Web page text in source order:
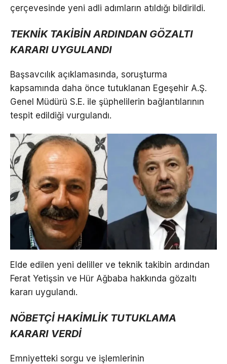
çerçevesinde yeni adli adımların atıldığı bildirildi.
TEKNİK TAKİBİN ARDINDAN GÖZALTI
KARARI UYGULANDI
Başsavcılık açıklamasında, soruşturma
kapsamında daha önce tutuklanan Egeşehir A.Ş.
Genel Müdürü S.E. ile şüphelilerin bağlantılarının
tespit edildiği vurgulandı.
Elde edilen yeni deliller ve teknik takibin ardından
Ferat Yetişsin ve Hür Ağbaba hakkında gözaltı
kararı uygulandı.
NÖBETÇİ HAKİMLİK TUTUKLAMA
KARARI VERDİ
Emniyetteki sorgu ve işlemlerinin